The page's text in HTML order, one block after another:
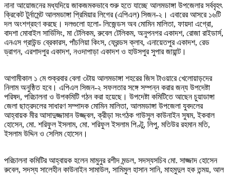
নানা আয়োজনের মধ্যদিয়ে জাকজমকভাবে শুরু হতে যাচ্ছে আলমডাঙ্গা উপজেলার সর্ববৃহৎ
ক্রিকেট টুর্নামেন্ট আলমডাঙ্গা প্রিমিয়ার লিগের (এপিএল) সিজন-২। এবারের আসরে ১৬টি
দল অংশগ্রহণ করছে। দলগুলো হলো- লিজেন্ডস অব মোমিন মালিতা, ফায়দা এগ্রো,
বাদশা মোবাইল সার্ভিসিং, মা টেলিকম, রুবেল টেলিকম, অনুপনগর একাদশ, রোজা রাইডার্স,
এনএস গ্রাউন্ড ব্রেকারস, পাঁচলিয়া কিংস, ফ্রেন্ডস ক্লাব, এনায়েতপুর একাদশ, রেড
ড্রাগন, এরশাদপুর একাদশ, নওদাপাড়া একাদশ ও হাউসপুর সুপার জায়ান্ট।
আগামীকাল ১ মে শুক্রবার বেলা ৩টায় আলমডাঙ্গা শহরের জিস টাওয়ারে খেলোয়াড়দের
নিলাম অনুষ্ঠিত হবে। এপিএল সিজন-২ সফলতার সঙ্গে সম্পন্ন করার জন্য উপদেষ্টা
পরিষদ, পরিচালনা ও উপকমিটি গঠন করা হয়েছে। উপদেষ্টা কমিটিতে আছেন চুয়াডাঙ্গা
জেলা ছাত্রদলের সাধারণ সম্পাদক মোমিন মালিতা, আলমডাঙ্গা উপজেলা যুবদলের
আহ্বায়ক মীর আসাদুজ্জামান উজ্জ্বল, ক্রীড়া সংগঠক গাউসুল কাউনাইন সুষম, ইকবাল
হোসেন, মো. শরিফুল ইসলাম, মো. শরিফুল ইসলাম পিণ্টু, লিপু, মতিউর রহমান মতি,
ইসলাম উদ্দিন ও সেলিম হোসেন।
পরিচালনা কমিটির আহ্বায়ক হলেন মামুনুর রশীদ মন্ডল, সদস্যসচিব মো. সাজ্জাদ হোসেন
রুবেল, সদস্য সালেহীন কাউনাইন সামাউল, সামিমুল হাসান সানি, মাহমুদুল হক তন্ময়, আল